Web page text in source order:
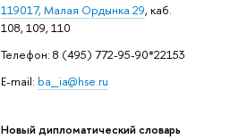
119017, Малая Ордынка 29, каб.
108, 109, 110
Телефон: 8 (495) 772-95-90*22153
E-mail: ba_ia@hse.ru
Новый дипломатический словарь